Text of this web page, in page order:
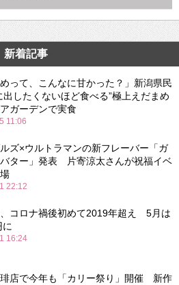
新着記事
めって、こんなに甘かった？」新潟県民
出したくないほど食べる”極上えだまめ
ガーデンで実食
11:06
ズ×ウルトラマンの新フレーバー「ガ
ター」発表 片寄涼太さんが祝福イベ
22:12
コロナ禍後初めて2019年超え 5月は
に
16:24
店で今年も「カリー祭り」開催 新作